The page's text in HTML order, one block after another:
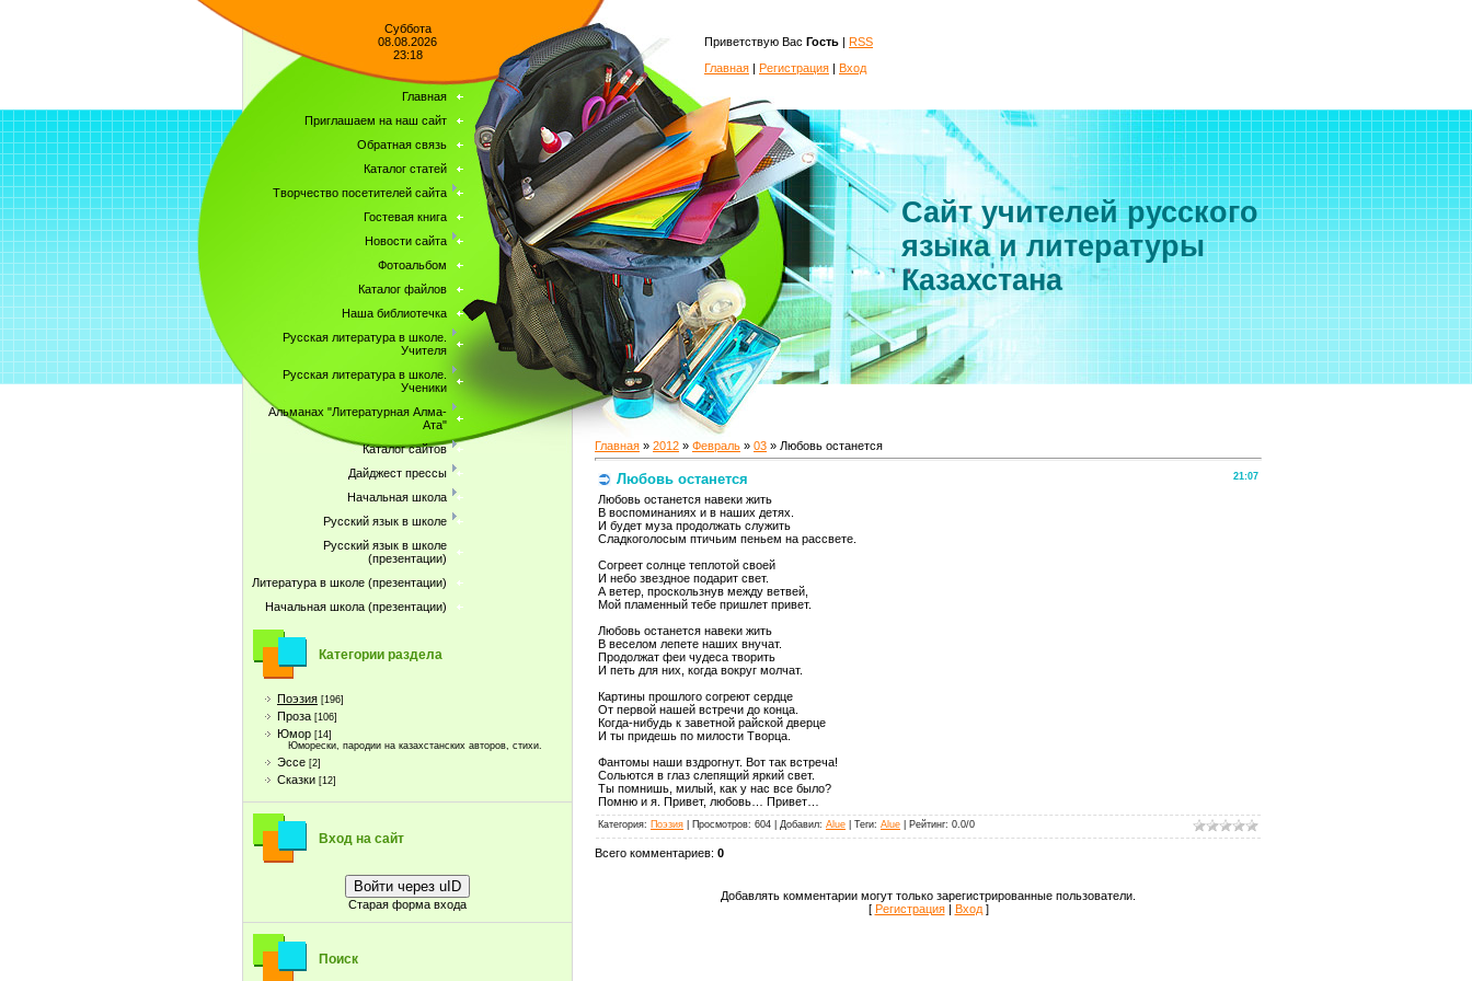
Суббота
08.08.2026
23:18
Главная
Приглашаем на наш сайт
Обратная связь
Каталог статей
Творчество посетителей сайта
Гостевая книга
Новости сайта
Фотоальбом
Каталог файлов
Наша библиотечка
Русская литература в школе.
Учителя
Русская литература в школе.
Ученики
Альманах "Литературная Алма-
Ата"
Каталог сайтов
Дайджест прессы
Начальная школа
Русский язык в школе
Русский язык в школе
(презентации)
Литература в школе (презентации)
Начальная школа (презентации)
Категории раздела
Поэзия [196]
Проза [106]
Юмор [14]
Юморески, пародии на казахстанских авторов, стихи.
Эссе [2]
Сказки [12]
Вход на сайт
Войти через uID
Старая форма входа
Поиск
Приветствую Вас Гость | RSS
Главная | Регистрация | Вход
Сайт учителей русского
языка и литературы
Казахстана
Главная » 2012 » Февраль » 03 » Любовь останется
21:07
Любовь останется
Любовь останется навеки жить
В воспоминаниях и в наших детях.
И будет муза продолжать служить
Сладкоголосым птичьим пеньем на рассвете.
Согреет солнце теплотой своей
И небо звездное подарит свет.
А ветер, проскользнув между ветвей,
Мой пламенный тебе пришлет привет.
Любовь останется навеки жить
В веселом лепете наших внучат.
Продолжат феи чудеса творить
И петь для них, когда вокруг молчат.
Картины прошлого согреют сердце
От первой нашей встречи до конца.
Когда-нибудь к заветной райской дверце
И ты придешь по милости Творца.
Фантомы наши вздрогнут. Вот так встреча!
Сольются в глаз слепящий яркий свет.
Ты помнишь, милый, как у нас все было?
Помню и я. Привет, любовь… Привет…
Категория: Поэзия Просмотров: 604 Добавил: Alue Теги: Alue Рейтинг: 0.0/0
Всего комментариев: 0
Добавлять комментарии могут только зарегистрированные пользователи.
[ Регистрация| Вход]